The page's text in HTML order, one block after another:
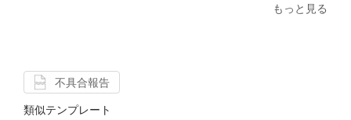
もっと見る
不具合報告
類似テンプレート